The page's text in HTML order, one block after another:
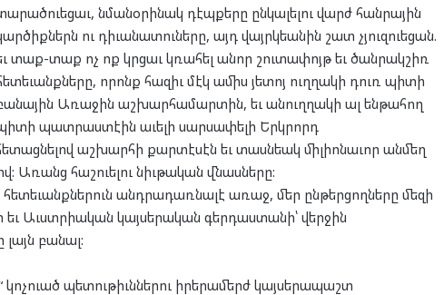
նմանօրինակ դէպքերը ընկալելու վարժ հանրային
ու դիւանատուները, այդ վայրկեանին շատ չյուզուեցան.
տաք-տաք ոչ ոք կրցաւ կռահել անոր շուտափոյթ եւ ծանրակշիռ
որոնք հազիւ մէկ ամիս յետոյ ուղղակի դուռ պիտի
Առաջին աշխարհամարտին, եւ անուղղակի ալ ենթահող
պատրաստէին աւելի սարսափելի Երկրորդ
աշխարհի քարտէսէն եւ տասնեակ միլիոնաւոր անմեղ
հաշուելու նիւթական վնասները:
անդրադառնալէ առաջ, մեր ընթերցողները մեզի
Աւստրիական կայսերական գերդաստանի՝ վերջին
բանալ:
պետութիւններու իրերամերժ կայսերապաշտ